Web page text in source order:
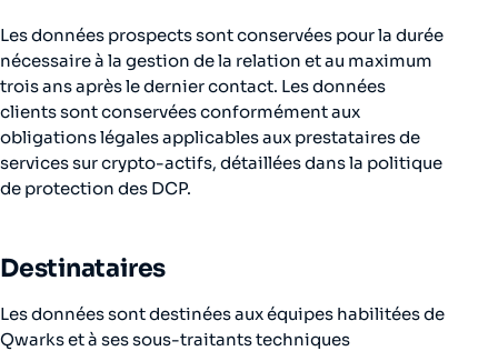
Les données prospects sont conservées pour la durée
nécessaire à la gestion de la relation et au maximum
trois ans après le dernier contact. Les données
clients sont conservées conformément aux
obligations légales applicables aux prestataires de
services sur crypto-actifs, détaillées dans la politique
de protection des DCP.
Destinataires
Les données sont destinées aux équipes habilitées de
Qwarks et à ses sous-traitants techniques